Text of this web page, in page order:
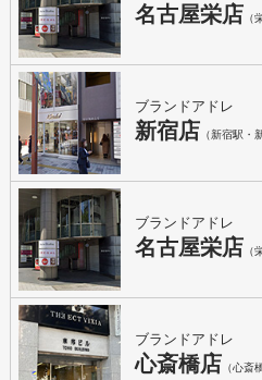
名古屋栄店 （
ブランドアドレ
新宿店 （新宿駅・
ブランドアドレ
名古屋栄店 （
ブランドアドレ
心斎橋店 （心斎